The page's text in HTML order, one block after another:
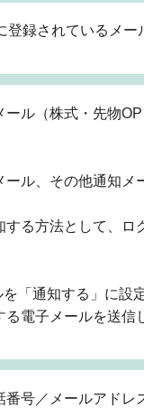
録されているメー
ール（株式・先物
ル、その他通知メ
る方法として、
「通知する」に
電子メールを送信
番号／メールアド